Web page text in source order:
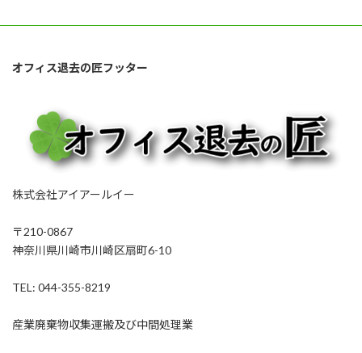
オフィス退去の匠フッター
株式会社アイアールイー
〒210-0867
神奈川県川崎市川崎区扇町6-10
TEL: 044-355-8219
産業廃棄物収集運搬及び中間処理業